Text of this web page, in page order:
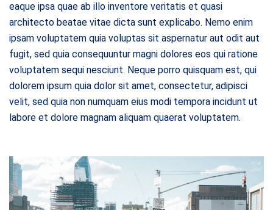
eaque ipsa quae ab illo inventore veritatis et quasi
architecto beatae vitae dicta sunt explicabo. Nemo enim
ipsam voluptatem quia voluptas sit aspernatur aut odit aut
fugit, sed quia consequuntur magni dolores eos qui ratione
voluptatem sequi nesciunt. Neque porro quisquam est, qui
dolorem ipsum quia dolor sit amet, consectetur, adipisci
velit, sed quia non numquam eius modi tempora incidunt ut
labore et dolore magnam aliquam quaerat voluptatem.